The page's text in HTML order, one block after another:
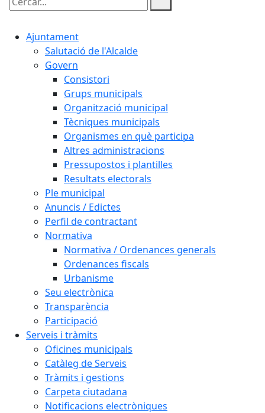
Cercar:
Ajuntament
Salutació de l'Alcalde
Govern
Consistori
Grups municipals
Organització municipal
Tècniques municipals
Organismes en què participa
Altres administracions
Pressupostos i plantilles
Resultats electorals
Ple municipal
Anuncis / Edictes
Perfil de contractant
Normativa
Normativa / Ordenances generals
Ordenances fiscals
Urbanisme
Seu electrònica
Transparència
Participació
Serveis i tràmits
Oficines municipals
Catàleg de Serveis
Tràmits i gestions
Carpeta ciutadana
Notificacions electròniques